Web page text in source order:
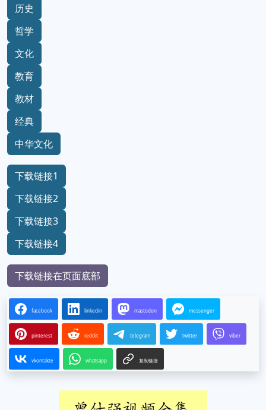
历史
哲学
文化
教育
教材
经典
中华文化
下载链接1
下载链接2
下载链接3
下载链接4
下载链接在页面底部
facebook linkedin mastodon messenger
pinterest reddit telegram twitter viber
vkontakte whatsapp 复制链接